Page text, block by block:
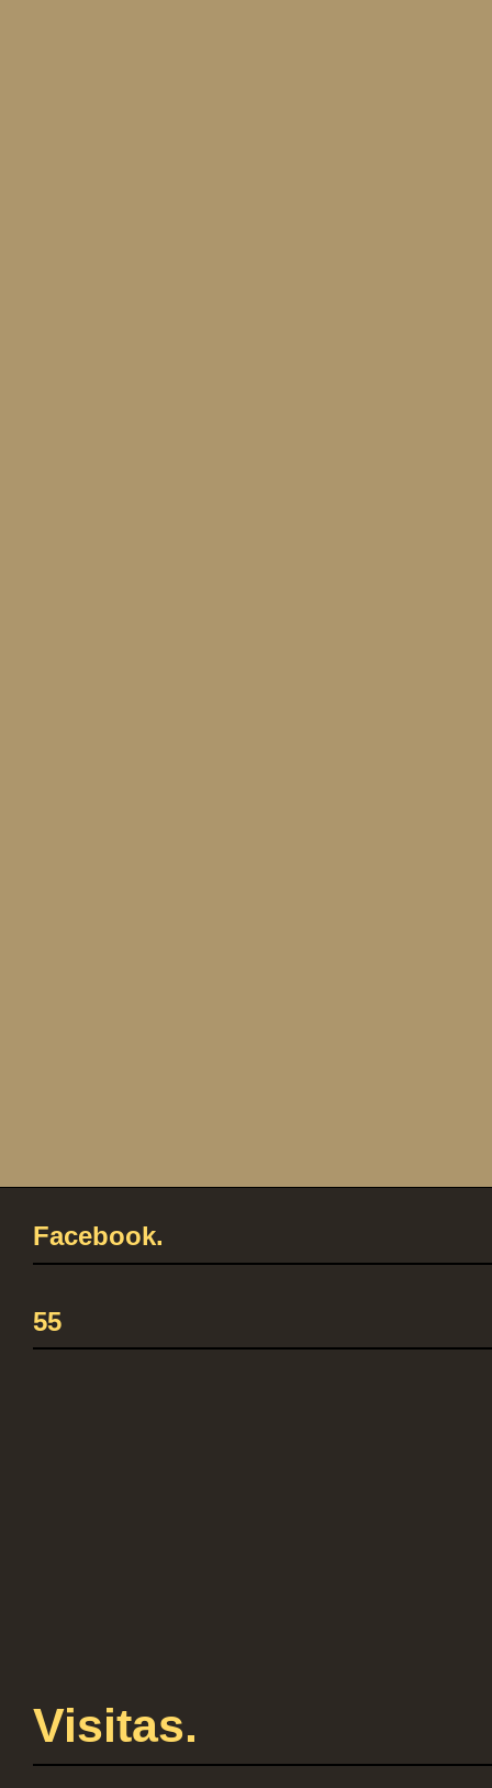
Facebook.
55
Visitas.